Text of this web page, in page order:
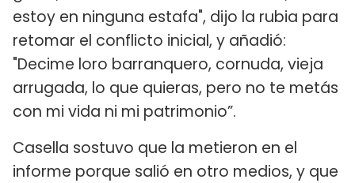
estoy en ninguna estafa", dijo la rubia para
retomar el conflicto inicial, y añadió:
"Decime loro barranquero, cornuda, vieja
arrugada, lo que quieras, pero no te metás
con mi vida ni mi patrimonio”.
Casella sostuvo que la metieron en el
informe porque salió en otro medios, y que